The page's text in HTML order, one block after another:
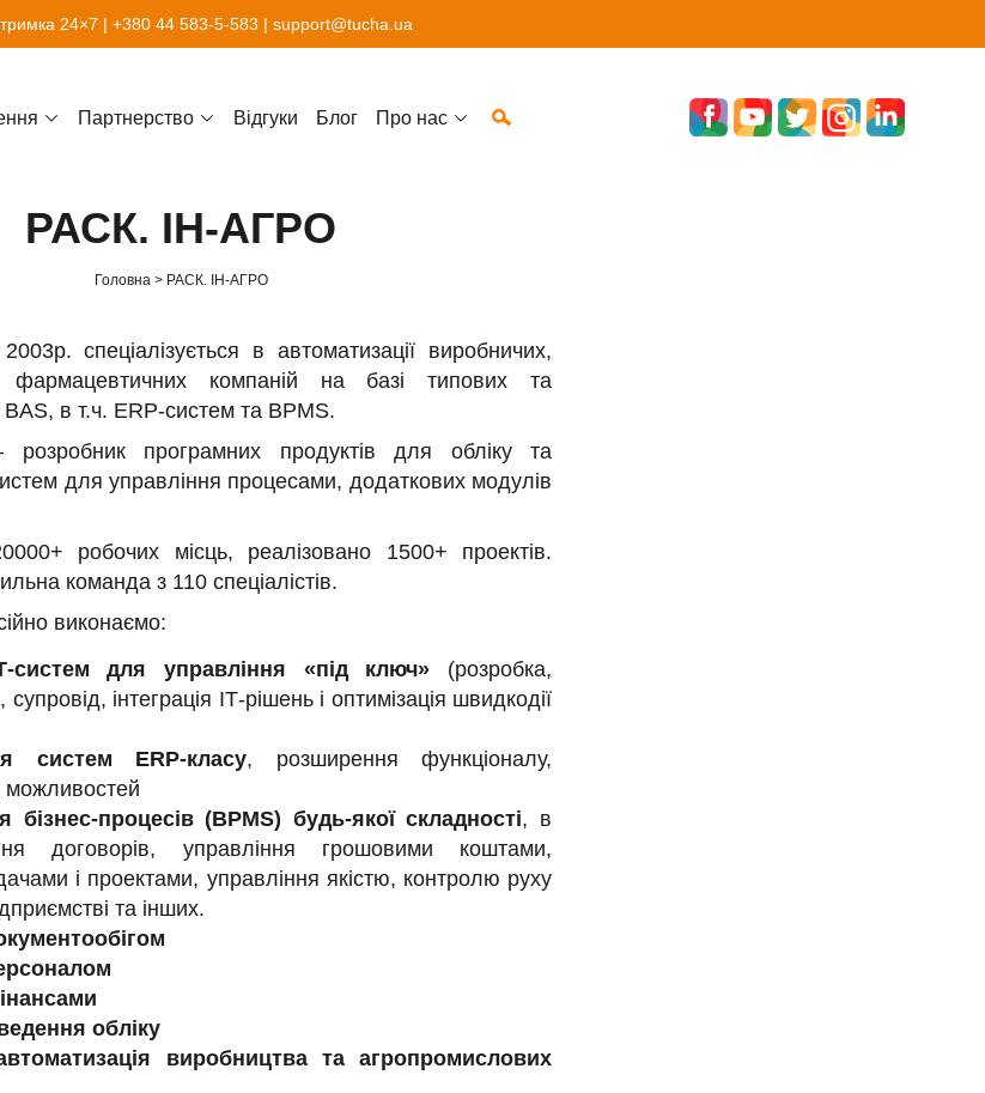
24×7 | +380 44 583-5-583 | support@tucha.ua
Партнерство Відгуки Блог Про нас
РАСК. ІН-АГРО
Головна РАСК. ІН-АГРО
спеціалізується в автоматизації виробничих,
фармацевтичних компаній на базі типових та
в т.ч. ERP-систем та BPMS.
програмних продуктів для обліку та
для управління процесами, додаткових модулів
робочих місць, реалізовано 1500+ проектів.
команда з 110 спеціалістів.
виконаємо:
систем для управління «під ключ» (розробка,
інтеграція ІТ-рішень і оптимізація швидкодії
систем ERP-класу, розширення функціоналу,
можливостей
бізнес-процесів (BPMS) будь-якої складності, в
договорів, управління грошовими коштами,
і проектами, управління якістю, контролю руху
та інших.
обліку
виробництва та агропромислових